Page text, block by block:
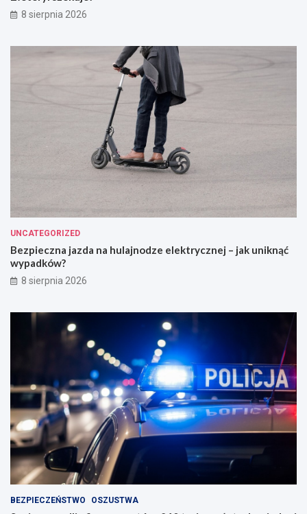
8 sierpnia 2026
UNCATEGORIZED
Bezpieczna jazda na hulajnodze elektrycznej – jak uniknąć
wypadków?
8 sierpnia 2026
BEZPIECZEŃSTWO OSZUSTWA